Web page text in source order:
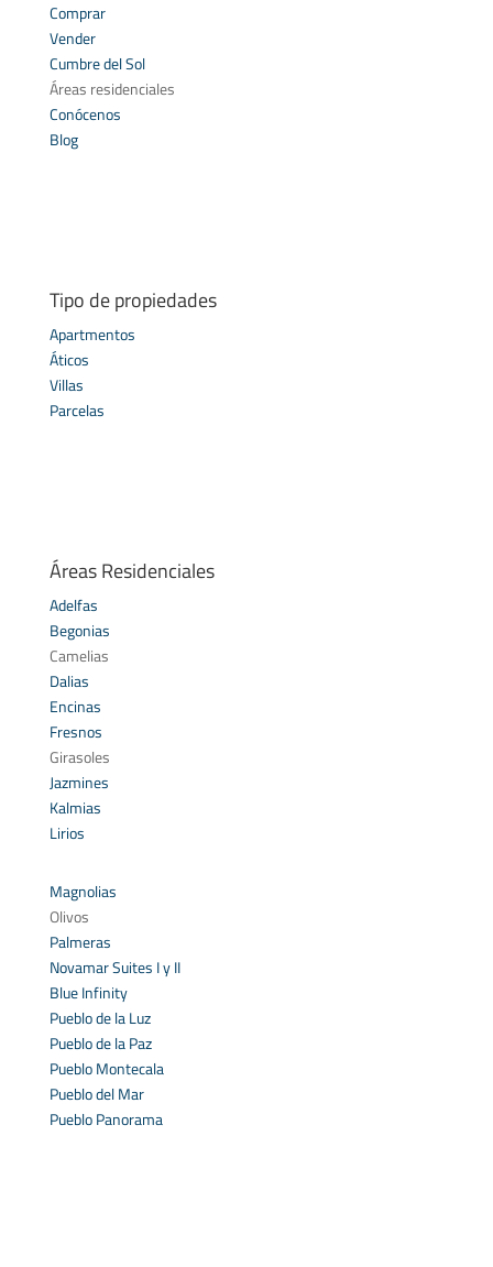
Comprar
Vender
Cumbre del Sol
Áreas residenciales
Conócenos
Blog
Tipo de propiedades
Apartmentos
Áticos
Villas
Parcelas
Áreas Residenciales
Adelfas
Begonias
Camelias
Dalias
Encinas
Fresnos
Girasoles
Jazmines
Kalmias
Lirios
Magnolias
Olivos
Palmeras
Novamar Suites I y II
Blue Infinity
Pueblo de la Luz
Pueblo de la Paz
Pueblo Montecala
Pueblo del Mar
Pueblo Panorama